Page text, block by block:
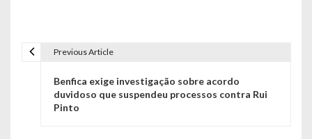
Previous Article
Benfica exige investigação sobre acordo
duvidoso que suspendeu processos contra Rui
Pinto